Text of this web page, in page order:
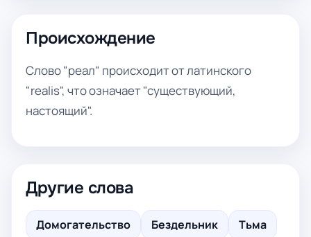
Происхождение
Слово "реал" происходит от латинского
"realis", что означает "существующий,
настоящий".
Другие слова
Домогательство Бездельник
Тьма